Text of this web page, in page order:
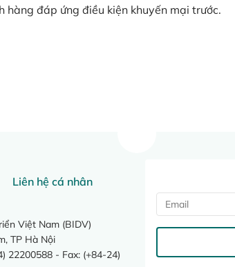
hàng đáp ứng điều kiện khuyến mại trước.
Liên hệ cá nhân
Việt Nam (BIDV)
TP Hà Nội
22200588 - Fax: (+84-24)